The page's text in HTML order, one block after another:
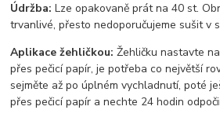
Údržba:Lze opakovaně prát na 40 st.
trvanlivé, přesto nedoporučujeme sušit v
Aplikace žehličkou:Žehličku nastavte
přes pečicí papír, je potřeba co největší
sejměte až po úplném vychladnutí, poté
přes pečicí papír a nechte 24 hodin